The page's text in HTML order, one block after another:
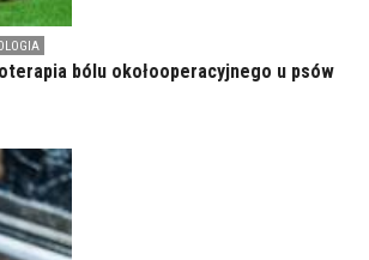
bólu okołooperacyjnego u psów